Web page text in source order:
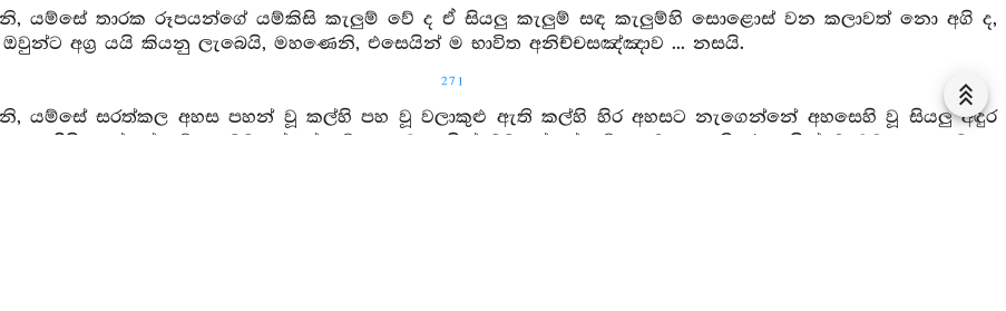
යම්සේ තාරක රූපයන්ගේ යම්කිසි කැලුම් වේ ද ඒ සියලු කැලුම් සඳ කැලුම්හි සොළොස් වන කලාවත් නො අගි ද,
ඔවුන්ට අග්‍ර යයි කියනු ලැබෙයි, මහණෙනි, එසෙයින් ම භාවිත අනිච්චසඤ්ඤාව ... නසයි.
271
යම්සේ සරත්කල අහස පහන් වූ කල්හි පහ වූ වලාකුළු ඇති කල්හි හිර අහසට නැගෙන්නේ අහසෙහි වූ සියලු අඳුර
නසා දිලියෙන්නේ වේ ද, බබළන්නේ වේ ද, වෙසෙසින් බබළන්නේ වේ ද, මහණෙනි, එසෙයින් ම වඩනා ලද බහුල